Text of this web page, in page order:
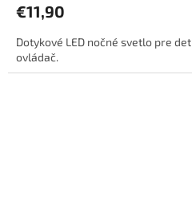
€11,90
Dotykové LED nočné svetlo pre
ovládač.